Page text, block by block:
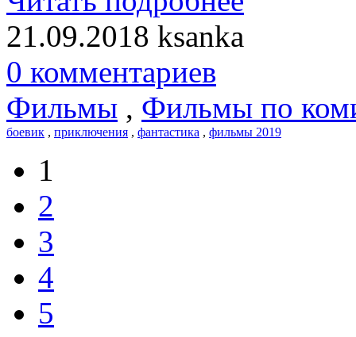
21.09.2018 ksanka
0 комментариев
Фильмы , Фильмы по
боевик , приключения , фантастика , фильмы 2019
1
2
3
4
5